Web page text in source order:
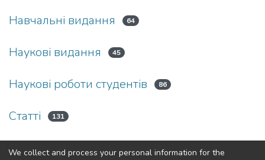
Навчальні видання 64
Наукові видання 45
Наукові роботи студентів 86
Статті 131
Тези доповідей
We collect and process your personal information for the